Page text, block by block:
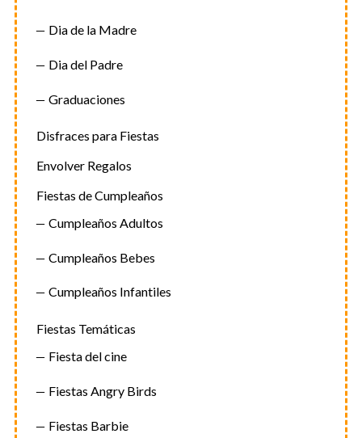
Dia de la Madre
Dia del Padre
Graduaciones
Disfraces para Fiestas
Envolver Regalos
Fiestas de Cumpleaños
Cumpleaños Adultos
Cumpleaños Bebes
Cumpleaños Infantiles
Fiestas Temáticas
Fiesta del cine
Fiestas Angry Birds
Fiestas Barbie